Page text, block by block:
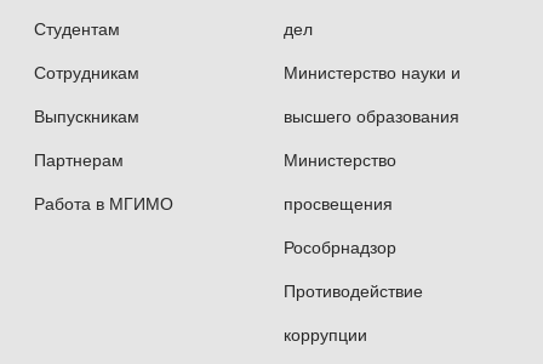
Студентам
Сотрудникам
Выпускникам
Партнерам
Работа в МГИМО
дел
Министерство науки и
высшего образования
Министерство
просвещения
Рособрнадзор
Противодействие
коррупции